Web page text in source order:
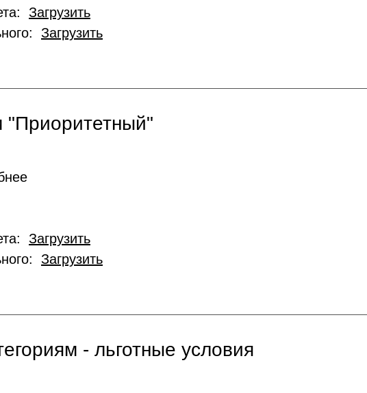
Загрузить
Загрузить
Загрузить
Загрузить
- льготные условия